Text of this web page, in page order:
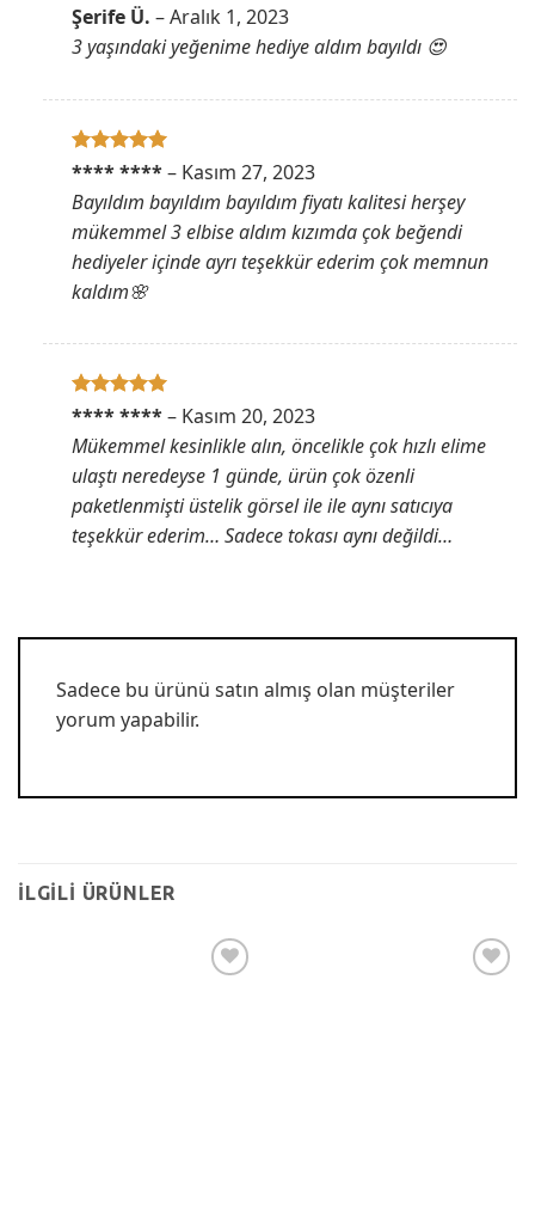
5 üzerinden
5
Şerife Ü. –Aralık 1, 2023
3 yaşındaki yeğenime hediye aldım bayıldı 😍
5 üzerinden
**** ****– Kasım 27, 2023
Bayıldım bayıldım bayıldım fiyatı kalitesi herşey
mükemmel 3 elbise aldım kızımda çok beğendi
hediyeler içinde ayrı teşekkür ederim çok memnun
kaldım🌸
5 üzerinden
**** ****– Kasım 20, 2023
Mükemmel kesinlikle alın, öncelikle çok hızlı elime
ulaştı neredeyse 1 günde, ürün çok özenli
paketlenmişti üstelik görsel ile ile aynı satıcıya
teşekkür ederim… Sadece tokası aynı değildi…
Sadece bu ürünü satın almış olan müşteriler
yorum yapabilir.
İLGILI ÜRÜNLER